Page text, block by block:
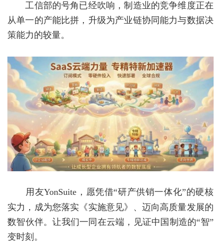
工信部的号角已经吹响，制造业的竞争维度正在
从单一的产能比拼，升级为产业链协同能力与数据决
策能力的较量。
用友YonSuite ，愿凭借“研产供销一体化”的硬核
实力，成为您落实《实施意见》、迈向高质量发展的
数智伙伴。让我们一同在云端，见证中国制造的“智”
变时刻。